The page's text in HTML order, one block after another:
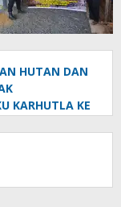
HUTAN DAN
KARHUTLA KE